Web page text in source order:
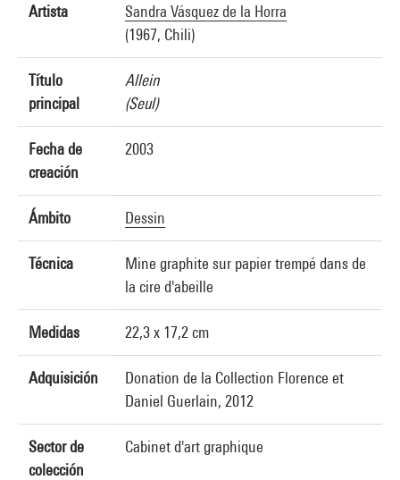
Artista
Sandra Vásquez de la Horra
(1967, Chili)
Título
principal
Allein
(Seul)
Fecha de
creación
2003
Ámbito Dessin
Técnica
Mine graphite sur papier trempé dans de
la cire d'abeille
Medidas 22,3 x 17,2 cm
Adquisición
Donation de la Collection Florence et
Daniel Guerlain, 2012
Sector de
colección
Cabinet d'art graphique